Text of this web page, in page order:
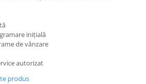
inițială
de vânzare
autorizat
produs